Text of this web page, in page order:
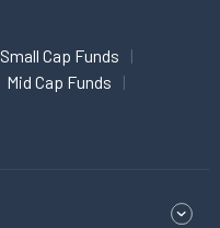
Small Cap Funds
Mid Cap Funds